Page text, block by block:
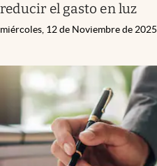
reducir el gasto en luz
miércoles, 12 de Noviembre de 2025